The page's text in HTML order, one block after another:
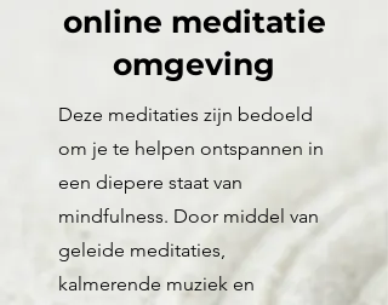
online meditatie
omgeving
Deze meditaties zijn bedoeld
om je te helpen ontspannen in
een diepere staat van
mindfulness. Door middel van
geleide meditaties,
kalmerende muziek en